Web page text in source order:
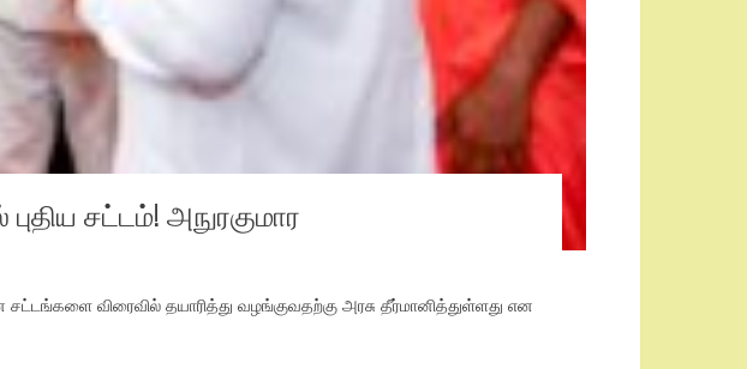
சட்டம்! அநுரகுமார
விரைவில் தயாரித்து வழங்குவதற்கு அரசு தீர்மானித்துள்ளது என